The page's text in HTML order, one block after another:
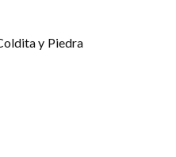
y Piedra